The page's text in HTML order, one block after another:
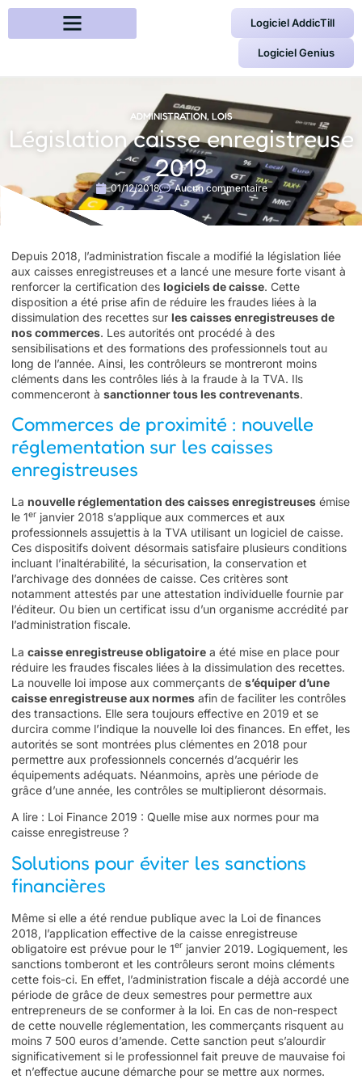
Logiciel AddicTill
Logiciel Genius
ADMINISTRATION, LOIS
Législation caisse enregistreuse
2019
01/12/2018 Aucun commentaire
Depuis 2018, l’administration fiscale a modifié la législation liée
aux caisses enregistreuses et a lancé une mesure forte visant à
renforcer la certification des logiciels de caisse. Cette
disposition a été prise afin de réduire les fraudes liées à la
dissimulation des recettes sur les caisses enregistreuses de
nos commerces. Les autorités ont procédé à des
sensibilisations et des formations des professionnels tout au
long de l’année. Ainsi, les contrôleurs se montreront moins
cléments dans les contrôles liés à la fraude à la TVA. Ils
commenceront à sanctionner tous les contrevenants.
Commerces de proximité : nouvelle
réglementation sur les caisses
enregistreuses
La nouvelle réglementation des caisses enregistreuses émise
le 1er janvier 2018 s’applique aux commerces et aux
professionnels assujettis à la TVA utilisant un logiciel de caisse.
Ces dispositifs doivent désormais satisfaire plusieurs conditions
incluant l’inaltérabilité, la sécurisation, la conservation et
l’archivage des données de caisse. Ces critères sont
notamment attestés par une attestation individuelle fournie par
l’éditeur. Ou bien un certificat issu d’un organisme accrédité par
l’administration fiscale.
La caisse enregistreuse obligatoire a été mise en place pour
réduire les fraudes fiscales liées à la dissimulation des recettes.
La nouvelle loi impose aux commerçants de s’équiper d’une
caisse enregistreuse aux normes afin de faciliter les contrôles
des transactions. Elle sera toujours effective en 2019 et se
durcira comme l’indique la nouvelle loi des finances. En effet, les
autorités se sont montrées plus clémentes en 2018 pour
permettre aux professionnels concernés d’acquérir les
équipements adéquats. Néanmoins, après une période de
grâce d’une année, les contrôles se multiplieront désormais.
A lire : Loi Finance 2019 : Quelle mise aux normes pour ma
caisse enregistreuse ?
Solutions pour éviter les sanctions
financières
Même si elle a été rendue publique avec la Loi de finances
2018, l’application effective de la caisse enregistreuse
obligatoire est prévue pour le 1er janvier 2019. Logiquement, les
sanctions tomberont et les contrôleurs seront moins cléments
cette fois-ci. En effet, l’administration fiscale a déjà accordé une
période de grâce de deux semestres pour permettre aux
entrepreneurs de se conformer à la loi. En cas de non-respect
de cette nouvelle réglementation, les commerçants risquent au
moins 7 500 euros d’amende. Cette sanction peut s’alourdir
significativement si le professionnel fait preuve de mauvaise foi
et n’effectue aucune démarche pour se mettre aux normes.